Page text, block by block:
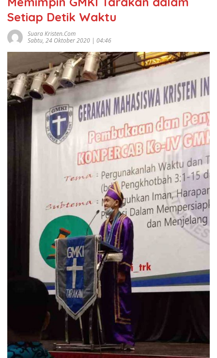
Setiap Detik Waktu
Suara Kristen.com
Sabtu, 24 Oktober 2020 | 04:46